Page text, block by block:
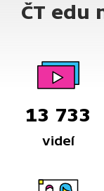
ČT edu
13 733
videí